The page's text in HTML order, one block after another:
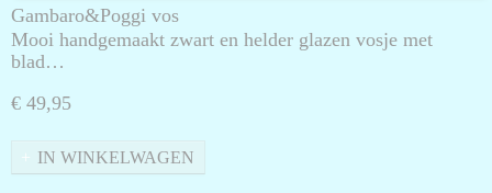
Gambaro&Poggi vos
Mooi handgemaakt zwart en helder glazen vosje met
blad…
€ 49,95
IN WINKELWAGEN